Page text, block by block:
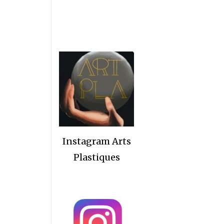
Instagram Arts
Plastiques